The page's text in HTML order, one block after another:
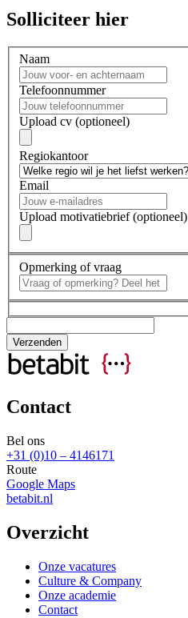
Solliciteer hier
Naam
Telefoonnummer
Upload cv (optioneel)
Regiokantoor
Email
Upload motivatiebrief (optioneel)
Opmerking of vraag
Contact
Bel ons
+31 (0)10 – 4146171
Route
Google Maps
betabit.nl
Overzicht
Onze vacatures
Culture & Company
Onze academie
Contact